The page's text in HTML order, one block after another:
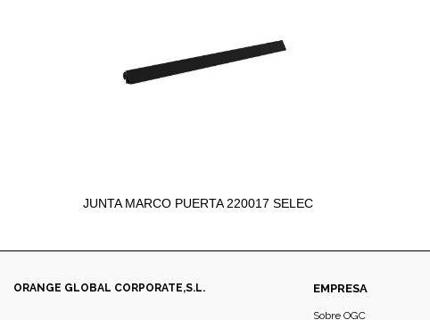
JUNTA MARCO PUERTA 220017 SELEC
ORANGE GLOBAL CORPORATE,S.L. EMPRESA
Sobre OGC